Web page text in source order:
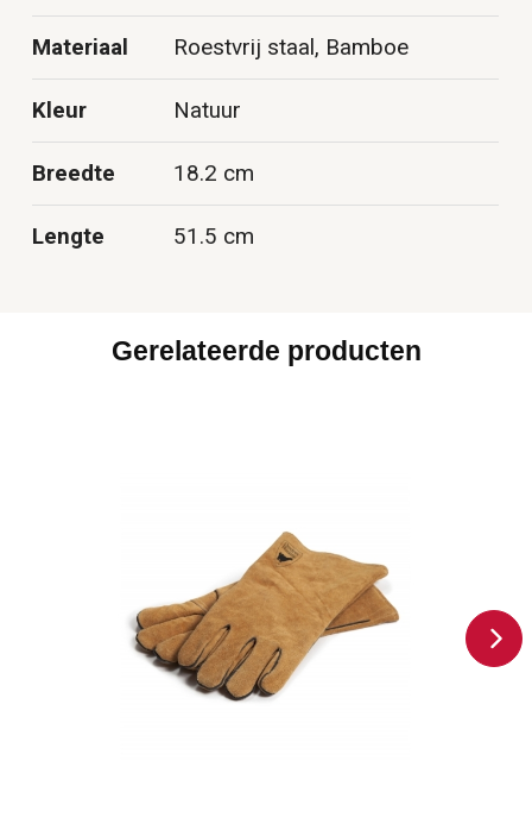
Materiaal Roestvrij staal, Bamboe
Kleur Natuur
Breedte 18.2 cm
Lengte 51.5 cm
Gerelateerde producten